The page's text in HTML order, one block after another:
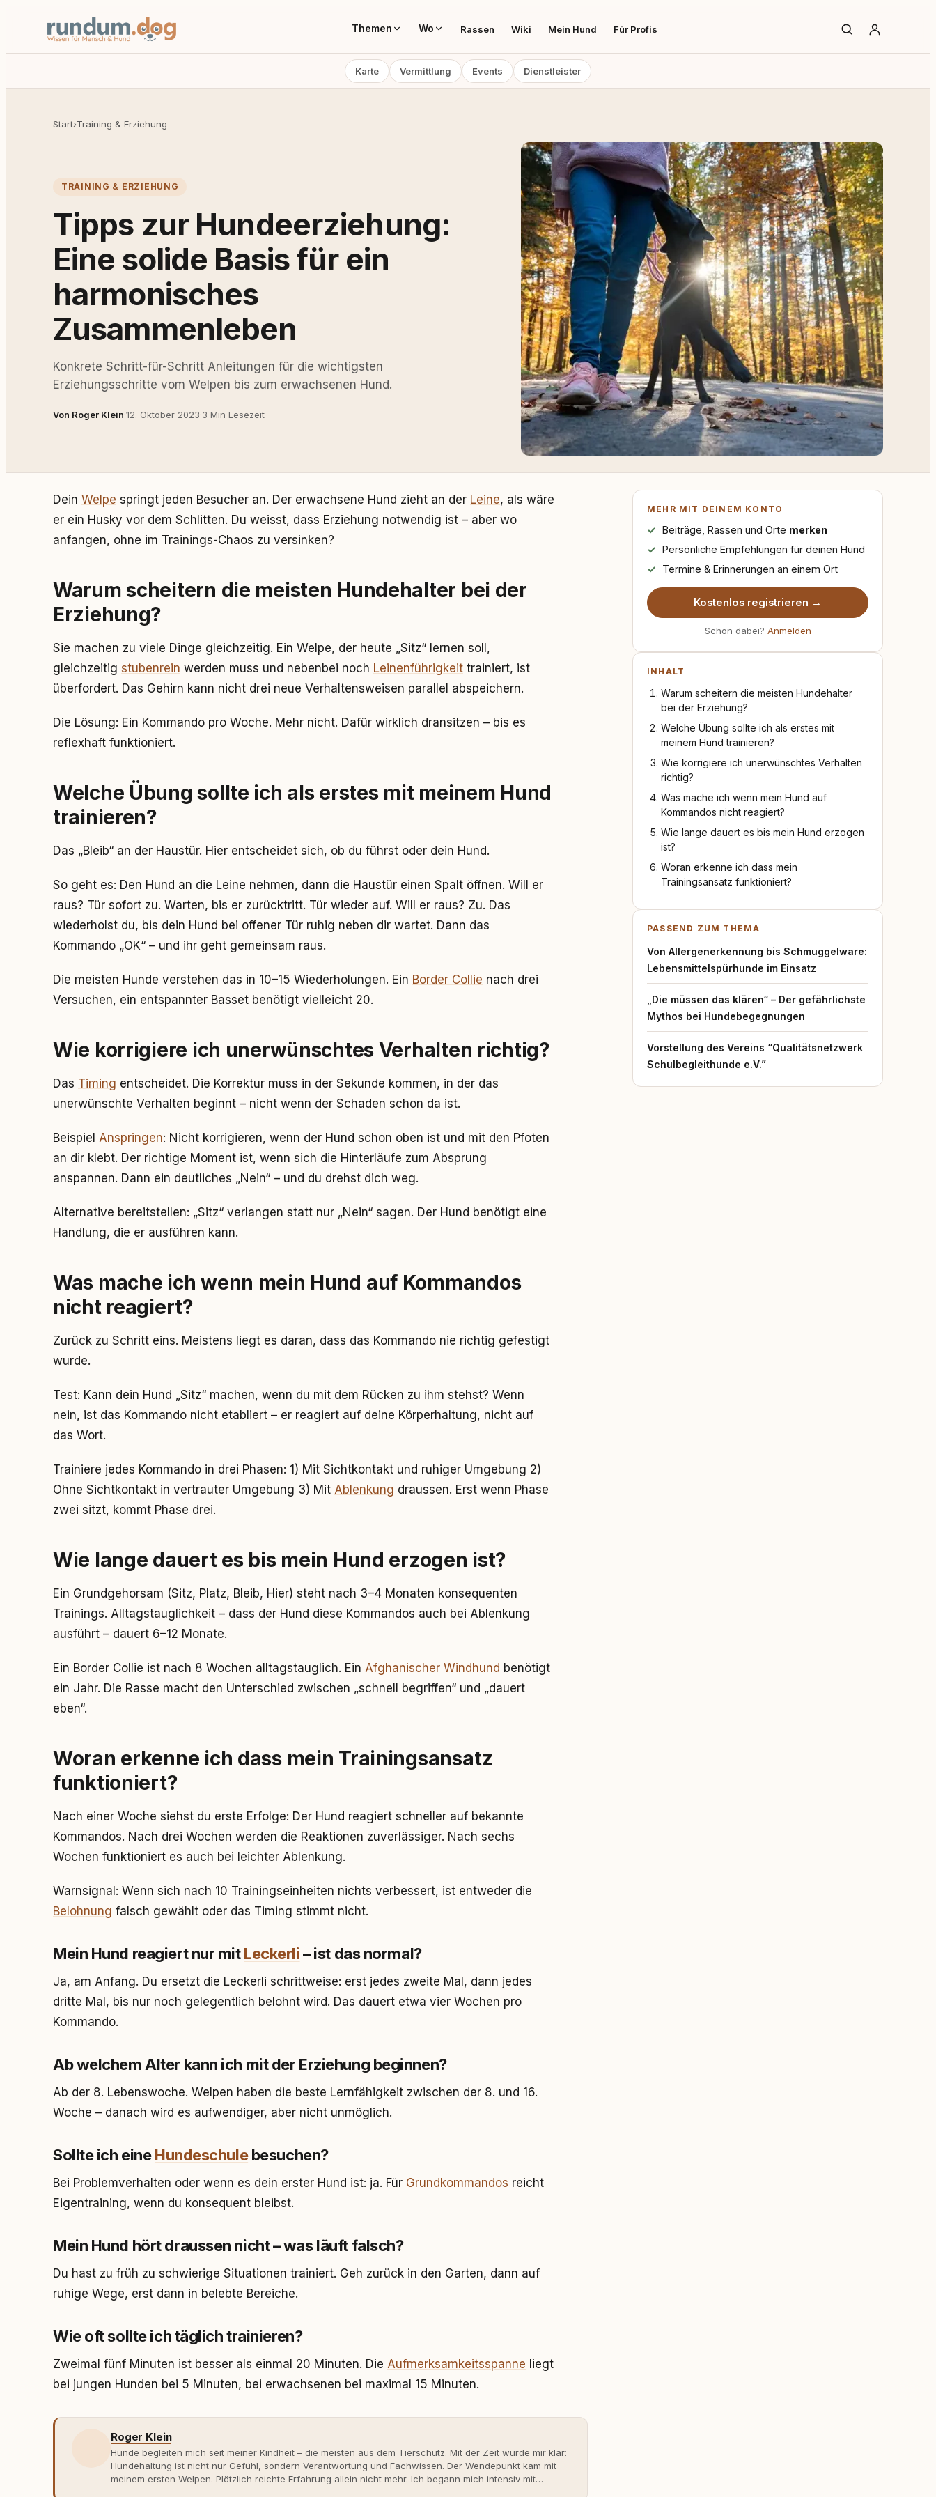
Themen Wo Rassen Wiki Mein Hund Für Profis
Karte Vermittlung Events Dienstleister
Start›Training & Erziehung
TRAINING & ERZIEHUNG
Tipps zur Hundeerziehung:
Eine solide Basis für ein
harmonisches
Zusammenleben
Konkrete Schritt-für-Schritt Anleitungen für die wichtigsten
Erziehungsschritte vom Welpen bis zum erwachsenen Hund.
Von Roger Klein·12. Oktober 2023·3 Min Lesezeit
Dein Welpe springt jeden Besucher an. Der erwachsene Hund zieht an der Leine, als wäre
er ein Husky vor dem Schlitten. Du weisst, dass Erziehung notwendig ist – aber wo
anfangen, ohne im Trainings-Chaos zu versinken?
Warum scheitern die meisten Hundehalter bei der
Erziehung?
Sie machen zu viele Dinge gleichzeitig. Ein Welpe, der heute „Sitz“ lernen soll,
gleichzeitig stubenrein werden muss und nebenbei noch Leinenführigkeit trainiert, ist
überfordert. Das Gehirn kann nicht drei neue Verhaltensweisen parallel abspeichern.
Die Lösung: Ein Kommando pro Woche. Mehr nicht. Dafür wirklich dransitzen – bis es
reflexhaft funktioniert.
Welche Übung sollte ich als erstes mit meinem Hund
trainieren?
Das „Bleib“ an der Haustür. Hier entscheidet sich, ob du führst oder dein Hund.
So geht es: Den Hund an die Leine nehmen, dann die Haustür einen Spalt öffnen. Will er
raus? Tür sofort zu. Warten, bis er zurücktritt. Tür wieder auf. Will er raus? Zu. Das
wiederholst du, bis dein Hund bei offener Tür ruhig neben dir wartet. Dann das
Kommando „OK“ – und ihr geht gemeinsam raus.
Die meisten Hunde verstehen das in 10–15 Wiederholungen. Ein Border Collie nach drei
Versuchen, ein entspannter Basset benötigt vielleicht 20.
Wie korrigiere ich unerwünschtes Verhalten richtig?
Das Timing entscheidet. Die Korrektur muss in der Sekunde kommen, in der das
unerwünschte Verhalten beginnt – nicht wenn der Schaden schon da ist.
Beispiel Anspringen: Nicht korrigieren, wenn der Hund schon oben ist und mit den Pfoten
an dir klebt. Der richtige Moment ist, wenn sich die Hinterläufe zum Absprung
anspannen. Dann ein deutliches „Nein“ – und du drehst dich weg.
Alternative bereitstellen: „Sitz“ verlangen statt nur „Nein“ sagen. Der Hund benötigt eine
Handlung, die er ausführen kann.
Was mache ich wenn mein Hund auf Kommandos
nicht reagiert?
Zurück zu Schritt eins. Meistens liegt es daran, dass das Kommando nie richtig gefestigt
wurde.
Test: Kann dein Hund „Sitz“ machen, wenn du mit dem Rücken zu ihm stehst? Wenn
nein, ist das Kommando nicht etabliert – er reagiert auf deine Körperhaltung, nicht auf
das Wort.
Trainiere jedes Kommando in drei Phasen: 1) Mit Sichtkontakt und ruhiger Umgebung 2)
Ohne Sichtkontakt in vertrauter Umgebung 3) Mit Ablenkung draussen. Erst wenn Phase
zwei sitzt, kommt Phase drei.
Wie lange dauert es bis mein Hund erzogen ist?
Ein Grundgehorsam (Sitz, Platz, Bleib, Hier) steht nach 3–4 Monaten konsequenten
Trainings. Alltagstauglichkeit – dass der Hund diese Kommandos auch bei Ablenkung
ausführt – dauert 6–12 Monate.
Ein Border Collie ist nach 8 Wochen alltagstauglich. Ein Afghanischer Windhund benötigt
ein Jahr. Die Rasse macht den Unterschied zwischen „schnell begriffen“ und „dauert
eben“.
Woran erkenne ich dass mein Trainingsansatz
funktioniert?
Nach einer Woche siehst du erste Erfolge: Der Hund reagiert schneller auf bekannte
Kommandos. Nach drei Wochen werden die Reaktionen zuverlässiger. Nach sechs
Wochen funktioniert es auch bei leichter Ablenkung.
Warnsignal: Wenn sich nach 10 Trainingseinheiten nichts verbessert, ist entweder die
Belohnung falsch gewählt oder das Timing stimmt nicht.
Mein Hund reagiert nur mitLeckerli– ist das normal?
Ja, am Anfang. Du ersetzt die Leckerli schrittweise: erst jedes zweite Mal, dann jedes
dritte Mal, bis nur noch gelegentlich belohnt wird. Das dauert etwa vier Wochen pro
Kommando.
Ab welchem Alter kann ich mit der Erziehung beginnen?
Ab der 8. Lebenswoche. Welpen haben die beste Lernfähigkeit zwischen der 8. und 16.
Woche – danach wird es aufwendiger, aber nicht unmöglich.
Sollte ich eineHundeschulebesuchen?
Bei Problemverhalten oder wenn es dein erster Hund ist: ja. Für Grundkommandos reicht
Eigentraining, wenn du konsequent bleibst.
Mein Hund hört draussen nicht – was läuft falsch?
Du hast zu früh zu schwierige Situationen trainiert. Geh zurück in den Garten, dann auf
ruhige Wege, erst dann in belebte Bereiche.
Wie oft sollte ich täglich trainieren?
Zweimal fünf Minuten ist besser als einmal 20 Minuten. Die Aufmerksamkeitsspanne liegt
bei jungen Hunden bei 5 Minuten, bei erwachsenen bei maximal 15 Minuten.
Roger Klein
Hunde begleiten mich seit meiner Kindheit – die meisten aus dem Tierschutz. Mit der Zeit wurde mir klar:
Hundehaltung ist nicht nur Gefühl, sondern Verantwortung und Fachwissen. Der Wendepunkt kam mit
meinem ersten Welpen. Plötzlich reichte Erfahrung allein nicht mehr. Ich begann mich intensiv mit
MEHR MIT DEINEM KONTO
Beiträge, Rassen und Orte merken
Persönliche Empfehlungen für deinen Hund
Termine & Erinnerungen an einem Ort
Kostenlos registrieren →
Schon dabei? Anmelden
INHALT
Warum scheitern die meisten Hundehalter
bei der Erziehung?
Welche Übung sollte ich als erstes mit
meinem Hund trainieren?
Wie korrigiere ich unerwünschtes Verhalten
richtig?
Was mache ich wenn mein Hund auf
Kommandos nicht reagiert?
Wie lange dauert es bis mein Hund erzogen
ist?
Woran erkenne ich dass mein
Trainingsansatz funktioniert?
PASSEND ZUM THEMA
Von Allergenerkennung bis Schmuggelware:
Lebensmittelspürhunde im Einsatz
„Die müssen das klären“ – Der gefährlichste
Mythos bei Hundebegegnungen
Vorstellung des Vereins “Qualitätsnetzwerk
Schulbegleithunde e.V.”